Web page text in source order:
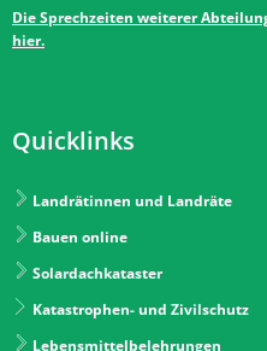
Die Sprechzeiten weiterer
hier.
Quicklinks
Landrätinnen und Landräte
Bauen online
Solardachkataster
Katastrophen- und Zivilschutz
Lebensmittelbelehrungen